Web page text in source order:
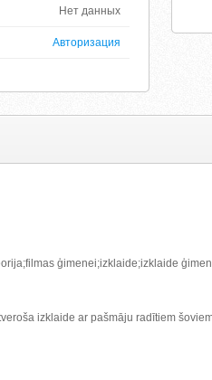
Нет данных
Авторизация
ģimenei;izklaide;izklaide
izklaide ar pašmāju radītiem